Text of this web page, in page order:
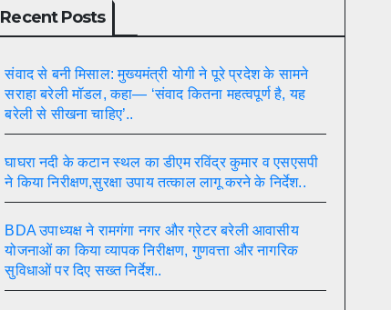
Recent Posts
संवाद से बनी मिसाल: मुख्यमंत्री योगी ने पूरे प्रदेश के सामने
सराहा बरेली मॉडल, कहा— ‘संवाद कितना महत्वपूर्ण है, यह
बरेली से सीखना चाहिए’..
घाघरा नदी के कटान स्थल का डीएम रविंद्र कुमार व एसएसपी
ने किया निरीक्षण,सुरक्षा उपाय तत्काल लागू करने के निर्देश..
BDA उपाध्यक्ष ने रामगंगा नगर और ग्रेटर बरेली आवासीय
योजनाओं का किया व्यापक निरीक्षण, गुणवत्ता और नागरिक
सुविधाओं पर दिए सख्त निर्देश..